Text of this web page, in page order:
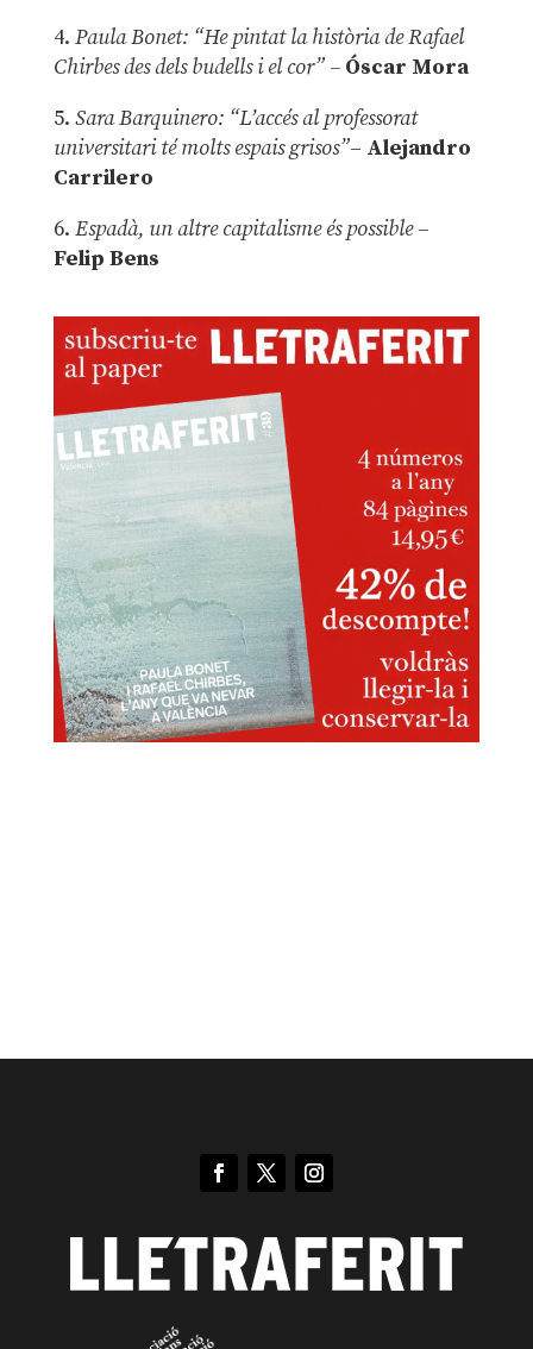
4. Paula Bonet: “He pintat la història de Rafael
Chirbes des dels budells i el cor” –Óscar Mora
5. Sara Barquinero: “L’accés al professorat
universitari té molts espais grisos”– Alejandro
Carrilero
6. Espadà, un altre capitalisme és possible –
Felip Bens